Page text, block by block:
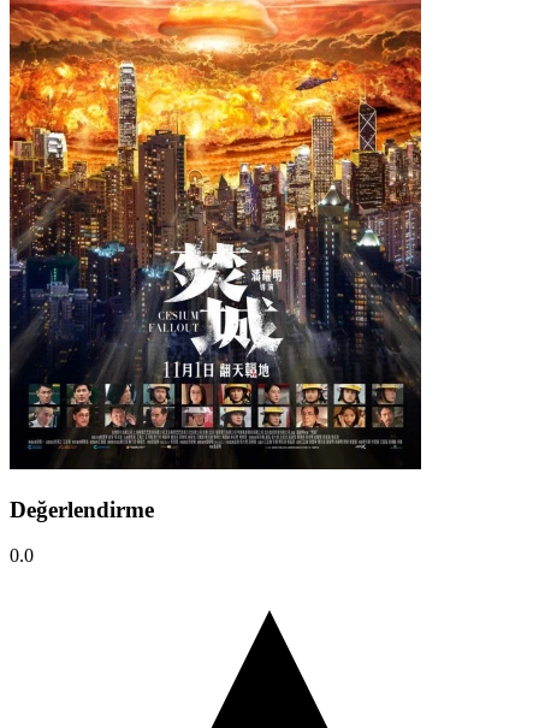
Değerlendirme
0.0